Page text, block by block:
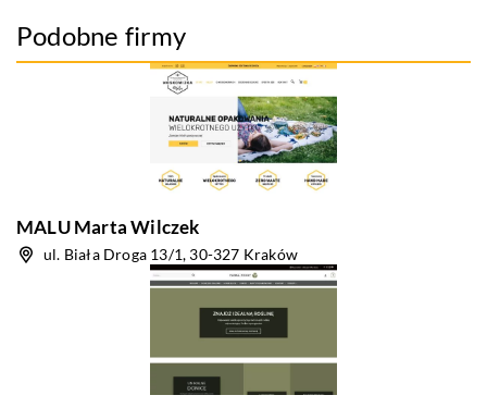
Podobne firmy
MALU Marta Wilczek
ul. Biała Droga 13/1, 30-327 Kraków